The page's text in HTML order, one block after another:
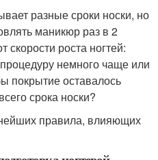
разные сроки носки, но
маникюр раз в 2
скорости роста ногтей:
немного чаще или
покрытие оставалось
срока носки?
правила, влияющих